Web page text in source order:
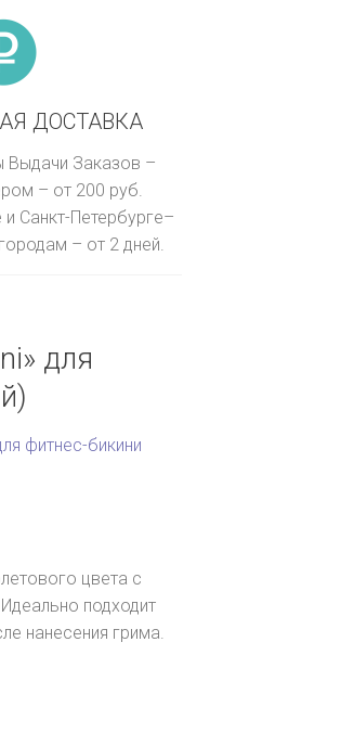
ДОСТАВКА
Выдачи Заказов –
– от 200 руб.
Санкт-Петербурге–
– от 2 дней.
для
фитнес-бикини
цвета с
подходит
нанесения грима.